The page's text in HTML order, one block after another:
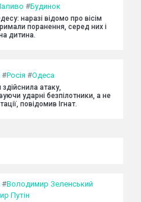
#Будинок
наразі відомо про вісім
поранення, серед них і
дитина.
#Росія #Одеса
здійснила атаку,
ударні безпілотники, а не
повідомив Ігнат.
#Володимир Зеленський
Путін